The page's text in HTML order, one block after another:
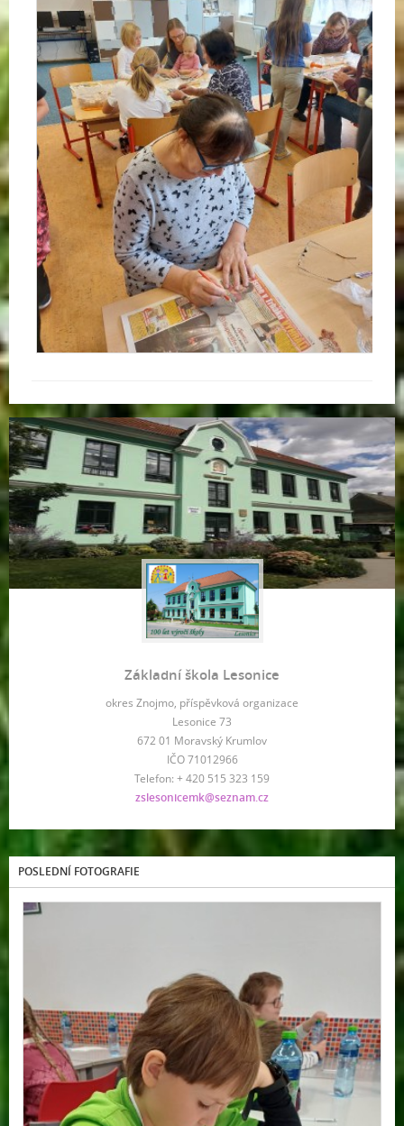
Základní škola Lesonice
okres Znojmo, příspěvková organizace
Lesonice 73
672 01 Moravský Krumlov
IČO 71012966
Telefon: + 420 515 323 159
zslesonicemk@seznam.cz
POSLEDNÍ FOTOGRAFIE